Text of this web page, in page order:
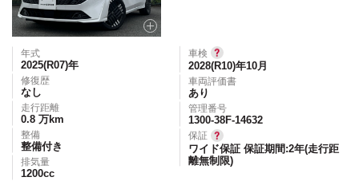
年式
2025(R07)年
修復歴
なし
走行距離
0.8 万km
整備
整備付き
排気量
1200cc
車検
2028(R10)年10月
車両評価書
あり
管理番号
1300-38F-14632
保証
ワイド保証 保証期間:2年(走行距
離無制限)